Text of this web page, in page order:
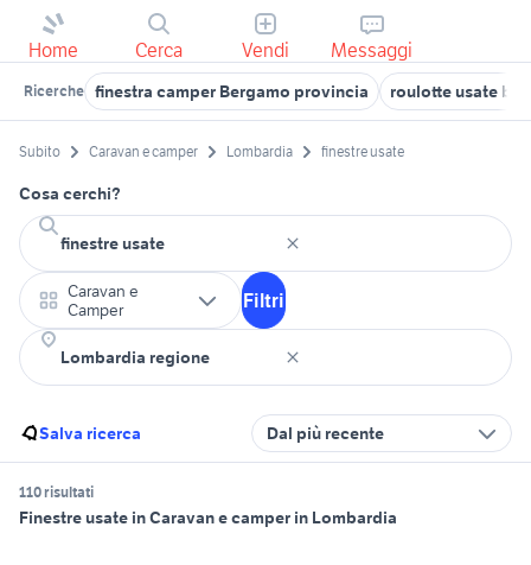
Home Cerca Vendi Messaggi
Ricerche finestra camper Bergamo provincia roulotte usate
Subito Caravan e camper Lombardia finestre usate
Cosa cerchi?
Caravan e
Camper
Filtri
Salva ricerca Dal più recente
110 risultati
Finestre usate in Caravan e camper in Lombardia